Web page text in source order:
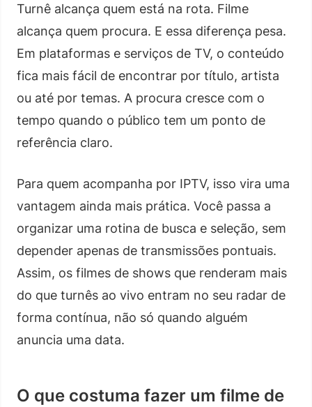
Turnê alcança quem está na rota. Filme
alcança quem procura. E essa diferença pesa.
Em plataformas e serviços de TV, o conteúdo
fica mais fácil de encontrar por título, artista
ou até por temas. A procura cresce com o
tempo quando o público tem um ponto de
referência claro.
Para quem acompanha por IPTV, isso vira uma
vantagem ainda mais prática. Você passa a
organizar uma rotina de busca e seleção, sem
depender apenas de transmissões pontuais.
Assim, os filmes de shows que renderam mais
do que turnês ao vivo entram no seu radar de
forma contínua, não só quando alguém
anuncia uma data.
O que costuma fazer um filme de